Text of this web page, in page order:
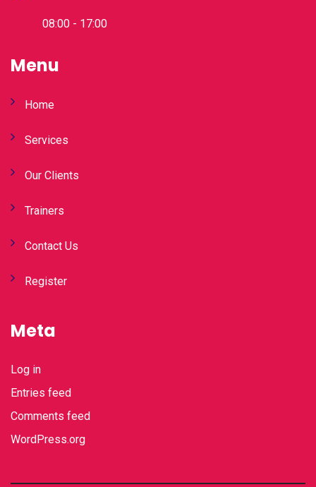
08:00 - 17:00
Menu
Home
Services
Our Clients
Trainers
Contact Us
Register
Meta
Log in
Entries feed
Comments feed
WordPress.org